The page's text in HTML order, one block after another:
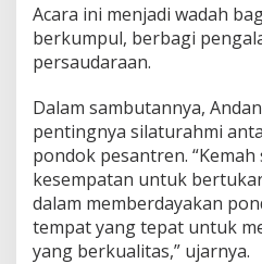
Acara ini menjadi wadah
berkumpul, berbagi
persaudaraan.
Dalam sambutannya,
pentingnya silaturahmi
pondok pesantren.
kesempatan untuk
dalam memberdayakan
tempat yang tepat untuk
yang berkualitas,” ujarnya.